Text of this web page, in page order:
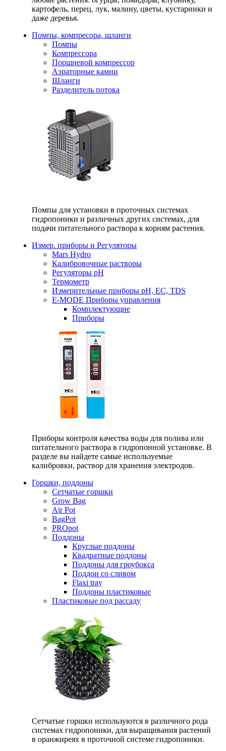
картофель, перец, лук, малину, цветы, кустарники и
даже деревья.
Помпы, компресора, шланги
Помпы
Компрессора
Поршневой компрессор
Аэраторные камни
Шланги
Разделитель потока
Помпы для установки в проточных системах
гидропоники и различных других системах, для
подачи питательного раствора к корням растения.
Измер. приборы и Регуляторы
Mars Hydro
Калибровочные растворы
Регуляторы рН
Термометр
Измерительные приборы pH, EC, TDS
E-MODE Приборы управления
Комплектующие
Приборы
Приборы контроля качества воды для полива или
питательного раствора в гидропонной установке. В
разделе вы найдете самые используемые
калибровки, раствор для хранения электродов.
Горшки, поддоны
Сетчатые горшки
Grow Bag
Air Pot
BagPot
PROpot
Поддоны
Круглые поддоны
Квадратные поддоны
Поддоны для гроубокса
Поддон со сливом
Flaxi tray
Поддоны пластиковые
Пластиковые под рассаду
Сетчатые горшки используются в различного рода
системах гидропоники, для выращивания растений
в оранжиреях в проточной системе гидропоники.